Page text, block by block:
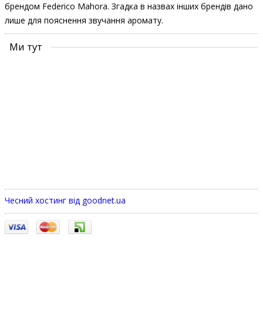
брендом Federico Mahora. Згадка в назвах інших брендів дано
лише для пояснення звучання аромату.
Ми тут
Чесний хостинг від goodnet.ua